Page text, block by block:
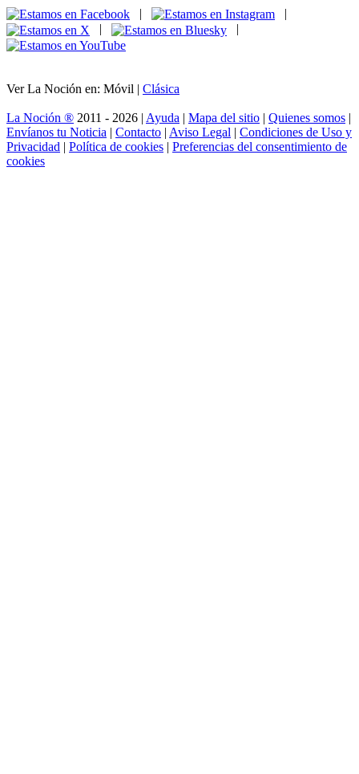
|
|
|
|
Ver La Noción en: Móvil | Clásica
La Noción ® 2011 - 2026 | Ayuda | Mapa del sitio | Quienes somos |
Envíanos tu Noticia | Contacto | Aviso Legal | Condiciones de Uso y
Privacidad | Política de cookies | Preferencias del consentimiento de
cookies